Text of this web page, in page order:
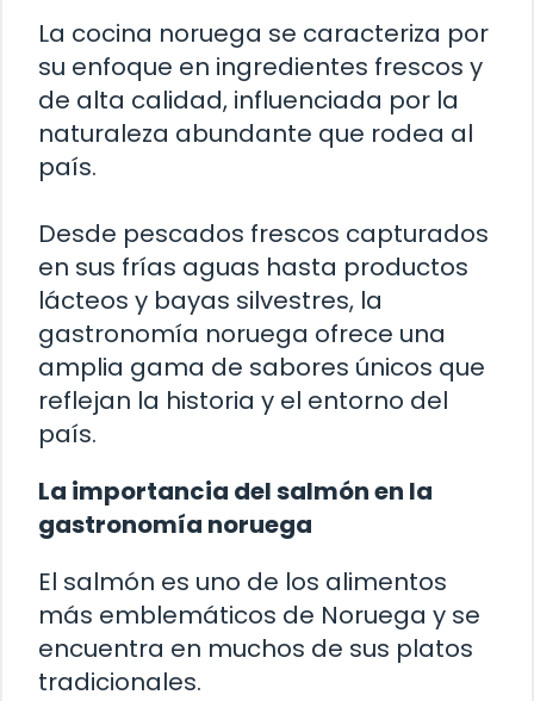
La cocina noruega se caracteriza por
su enfoque en ingredientes frescos y
de alta calidad, influenciada por la
naturaleza abundante que rodea al
país.
Desde pescados frescos capturados
en sus frías aguas hasta productos
lácteos y bayas silvestres, la
gastronomía noruega ofrece una
amplia gama de sabores únicos que
reflejan la historia y el entorno del
país.
La importancia del salmón en la
gastronomía noruega
El salmón es uno de los alimentos
más emblemáticos de Noruega y se
encuentra en muchos de sus platos
tradicionales.